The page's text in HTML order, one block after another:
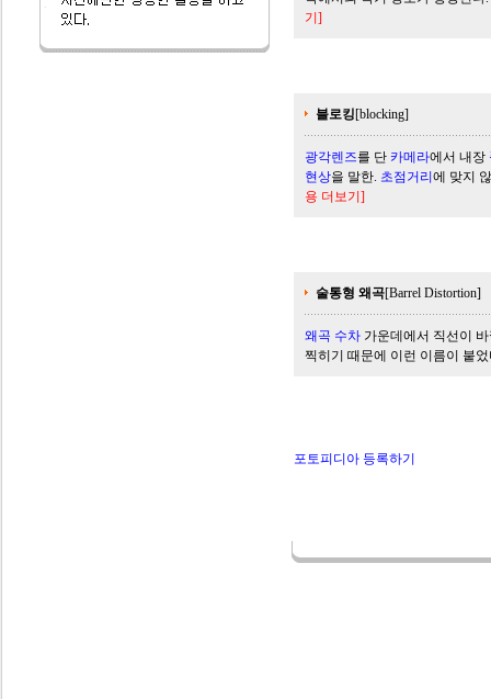
기]
블로킹[blocking]
광각렌즈를 단 카메라에서 내장
현상을 말한. 초점 거리 에 맞지
용 더보기]
술통형 왜곡[Barrel Distortion]
왜곡 수차 가운데에서 직선이
찍히기 때문에 이런 이름이 붙
포토피디아 등록하기